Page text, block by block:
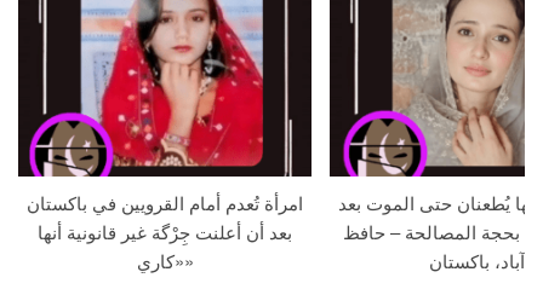
امرأة تُعدم أمام القرويين في باكستان
بعد أن أعلنت جِرْگة غير قانونية أنها
«كاري»
يُطعنان حتى الموت بعد
بحجة المصالحة – حافظ
آباد، باكستان